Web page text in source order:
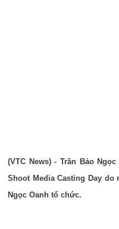
(VTC News) - Trần Bảo
Shoot Media Casting Day do
Ngọc Oanh tổ chức.